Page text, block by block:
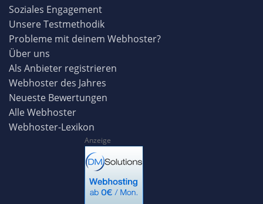
Soziales Engagement
Unsere Testmethodik
Probleme mit deinem Webhoster?
Über uns
Als Anbieter registrieren
Webhoster des Jahres
Neueste Bewertungen
Alle Webhoster
Webhoster-Lexikon
Anzeige